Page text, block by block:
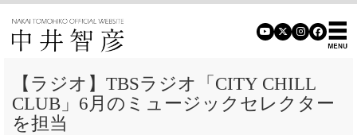
【ラジオ】TBSラジオ「CITY CHILL
CLUB」6月のミュージックセレクター
を担当